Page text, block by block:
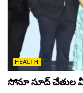
HEALTH
సోనూ సూద్ చేతుల